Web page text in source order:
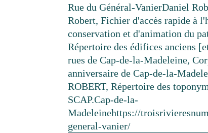
Rue du Général-VanierDaniel
Robert, Fichier d'accès rapide à
conservation et d'animation du
Répertoire des édifices anciens
rues de Cap-de-la-Madeleine,
anniversaire de Cap-de-la-
ROBERT, Répertoire des
SCAP.Cap-de-la-
Madeleinehttps://
general-vanier/